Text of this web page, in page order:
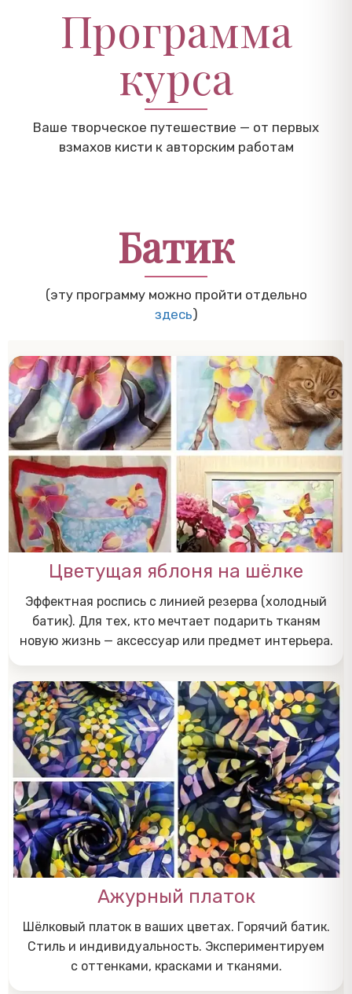
Программа
курса
Ваше творческое путешествие — от первых
взмахов кисти к авторским работам
Батик
(эту программу можно пройти отдельно
здесь)
Цветущая яблоня на шёлке
Эффектная роспись с линией резерва (холодный
батик). Для тех, кто мечтает подарить тканям
новую жизнь — аксессуар или предмет интерьера.
Ажурный платок
Шёлковый платок в ваших цветах. Горячий батик.
Стиль и индивидуальность. Экспериментируем
с оттенками, красками и тканями.